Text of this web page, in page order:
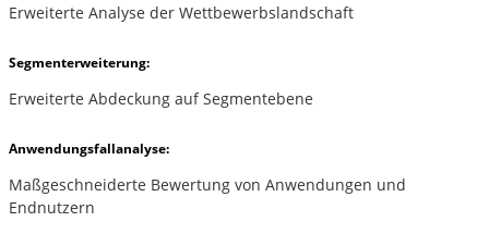
Erweiterte Analyse der Wettbewerbslandschaft
Segmenterweiterung:
Erweiterte Abdeckung auf Segmentebene
Anwendungsfallanalyse:
Maßgeschneiderte Bewertung von Anwendungen und
Endnutzern